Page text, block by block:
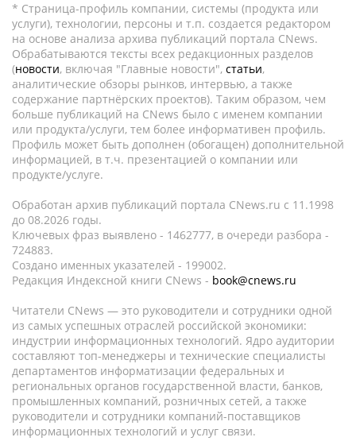
* Страница-профиль компании, системы (продукта или
услуги), технологии, персоны и т.п. создается редактором
на основе анализа архива публикаций портала CNews.
Обрабатываются тексты всех редакционных разделов
(новости, включая "Главные новости", статьи,
аналитические обзоры рынков, интервью, а также
содержание партнёрских проектов). Таким образом, чем
больше публикаций на CNews было с именем компании
или продукта/услуги, тем более информативен профиль.
Профиль может быть дополнен (обогащен) дополнительной
информацией, в т.ч. презентацией о компании или
продукте/услуге.
Обработан архив публикаций портала CNews.ru c 11.1998
до 08.2026 годы.
Ключевых фраз выявлено - 1462777, в очереди разбора -
724883.
Создано именных указателей - 199002.
Редакция Индексной книги CNews - book@cnews.ru
Читатели CNews — это руководители и сотрудники одной
из самых успешных отраслей российской экономики:
индустрии информационных технологий. Ядро аудитории
составляют топ-менеджеры и технические специалисты
департаментов информатизации федеральных и
региональных органов государственной власти, банков,
промышленных компаний, розничных сетей, а также
руководители и сотрудники компаний-поставщиков
информационных технологий и услуг связи.